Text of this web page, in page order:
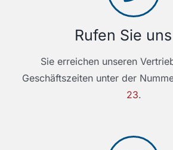
Rufen Sie
Sie erreichen unseren
Geschäftszeiten unter der
23.